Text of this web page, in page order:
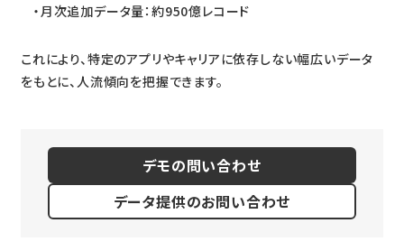
月次追加データ量：約950億レコード
これにより、特定のアプリやキャリアに依存しない幅広いデータ
をもとに、人流傾向を把握できます。
デモの問い合わせ
データ提供のお問い合わせ